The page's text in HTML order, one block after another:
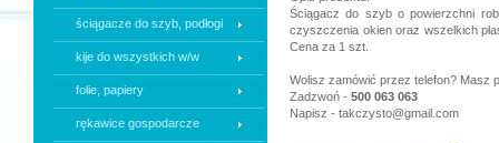
ściągacze do szyb, podłogi
kije do wszystkich w/w
folie, papiery
rękawice gospodarcze
Ściągacz do szyb o powierzchni
czyszczenia okien oraz wszelkich
Cena za 1 szt.
Wolisz zamówić przez telefon? Masz
Zadzwoń - 500 063 063
Napisz - takczysto@gmail.com